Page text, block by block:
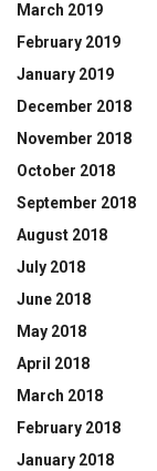
March 2019
February 2019
January 2019
December 2018
November 2018
October 2018
September 2018
August 2018
July 2018
June 2018
May 2018
April 2018
March 2018
February 2018
January 2018